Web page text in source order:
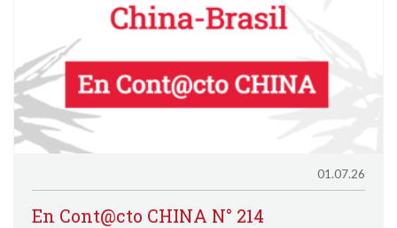
01.07.26
En Cont@cto CHINA N° 214